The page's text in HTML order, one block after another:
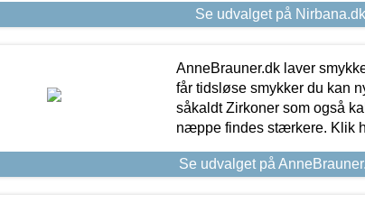
Se udvalget på Nirbana.dk
AnneBrauner.dk laver
får tidsløse smykker du kan
såkaldt Zirkoner som også
næppe findes stærkere. Klik
Se udvalget på